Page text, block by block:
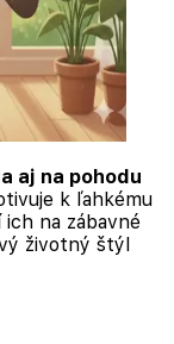
aj na pohodu
k ľahkému
na zábavné
životný štýl